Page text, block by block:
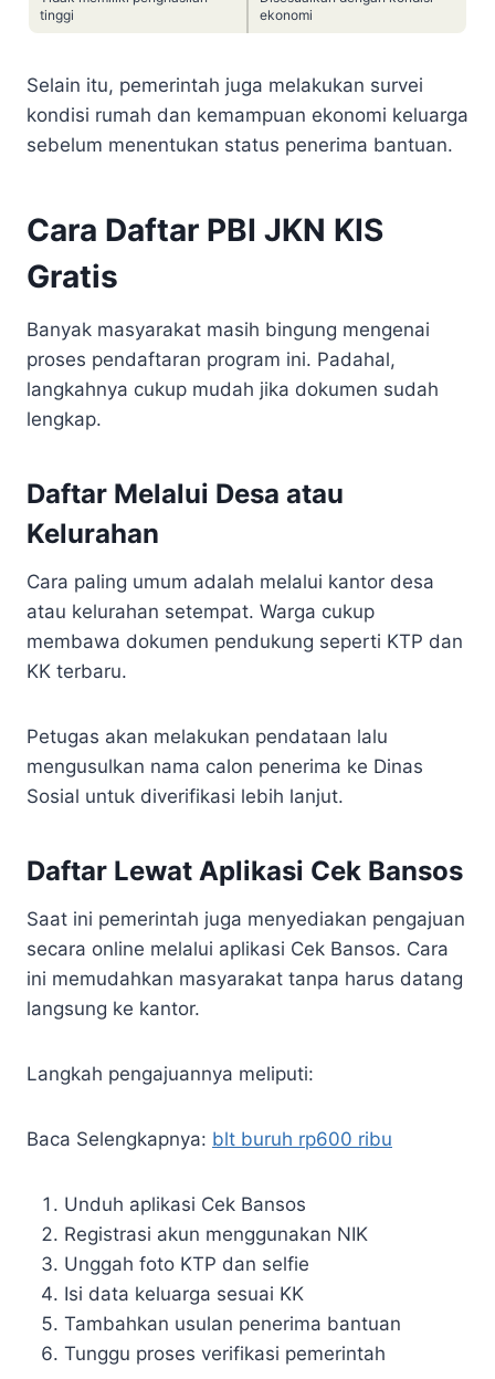
tinggi
ekonomi
Selain itu, pemerintah juga melakukan survei
kondisi rumah dan kemampuan ekonomi keluarga
sebelum menentukan status penerima bantuan.
Cara Daftar PBI JKN KIS
Gratis
Banyak masyarakat masih bingung mengenai
proses pendaftaran program ini. Padahal,
langkahnya cukup mudah jika dokumen sudah
lengkap.
Daftar Melalui Desa atau
Kelurahan
Cara paling umum adalah melalui kantor desa
atau kelurahan setempat. Warga cukup
membawa dokumen pendukung seperti KTP dan
KK terbaru.
Petugas akan melakukan pendataan lalu
mengusulkan nama calon penerima ke Dinas
Sosial untuk diverifikasi lebih lanjut.
Daftar Lewat Aplikasi Cek Bansos
Saat ini pemerintah juga menyediakan pengajuan
secara online melalui aplikasi Cek Bansos. Cara
ini memudahkan masyarakat tanpa harus datang
langsung ke kantor.
Langkah pengajuannya meliputi:
Baca Selengkapnya: blt buruh rp600 ribu
Unduh aplikasi Cek Bansos
Registrasi akun menggunakan NIK
Unggah foto KTP dan selfie
Isi data keluarga sesuai KK
Tambahkan usulan penerima bantuan
Tunggu proses verifikasi pemerintah